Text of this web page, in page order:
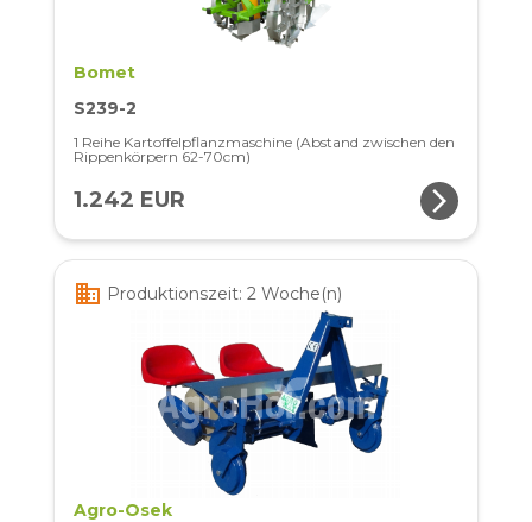
Bomet
S239-2
1 Reihe Kartoffelpflanzmaschine (Abstand zwischen den
Rippenkörpern 62-70cm)
1.242 EUR arrow_forward_ios
business Produktionszeit: 2 Woche(n)
Agro-Osek